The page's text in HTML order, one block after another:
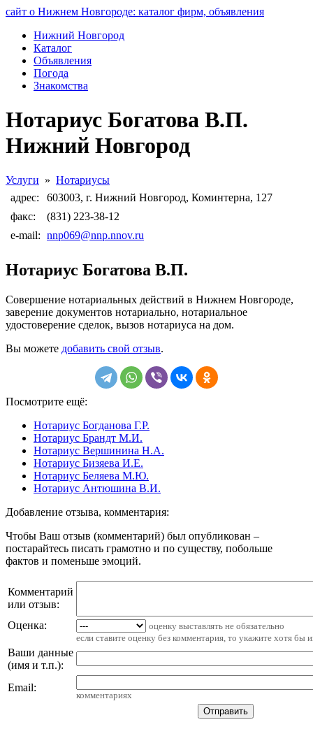
сайт о Нижнем Новгороде: каталог фирм, объявления
Нижний Новгород
Каталог
Объявления
Погода
Знакомства
Нотариус Богатова В.П.
Нижний Новгород
Услуги » Нотариусы
адрес:
603003, г. Нижний Новгород, Коминтерна, 127
факс:
(831) 223-38-12
e-mail: nnp069@nnp.nnov.ru
Нотариус Богатова В.П.
Совершение нотариальных действий в Нижнем Новгороде,
заверение документов нотариально, нотариальное
удостоверение сделок, вызов нотариуса на дом.
Вы можете добавить свой отзыв.
Посмотрите ещё:
Нотариус Богданова Г.Р.
Нотариус Брандт М.И.
Нотариус Вершинина Н.А.
Нотариус Бизяева И.Е.
Нотариус Беляева М.Ю.
Нотариус Антюшина В.И.
Добавление отзыва, комментария:
Чтобы Ваш отзыв (комментарий) был опубликован –
постарайтесь писать грамотно и по существу, побольше
фактов и поменьше эмоций.
Комментарий
или отзыв:
Оценка:
оценку выставлять не обязательно
если ставите оценку без комментария, то укажите хотя бы
Ваши данные
(имя и т.п.):
Email:
комментариях